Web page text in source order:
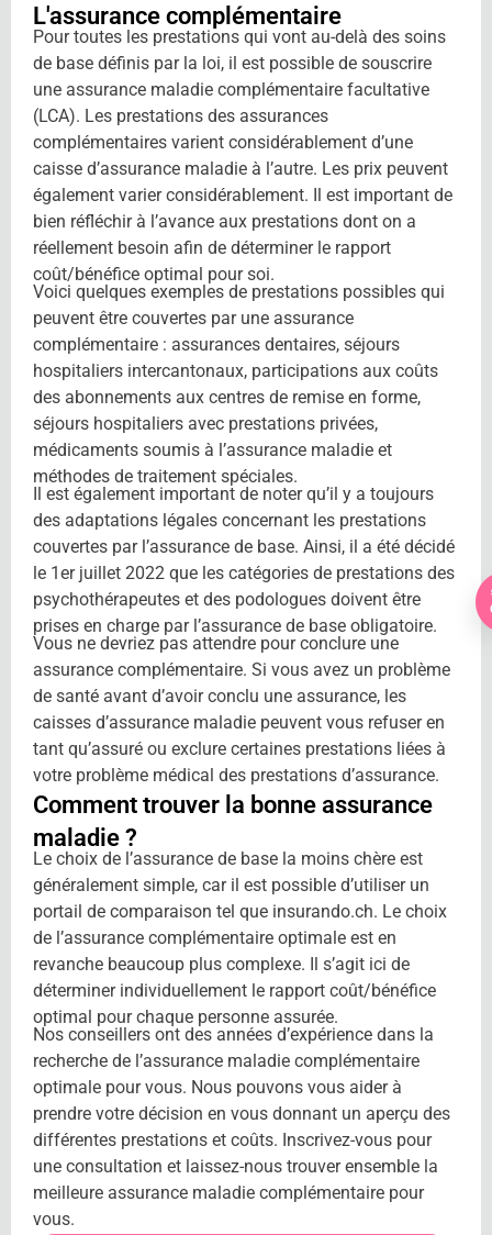
L'assurance complémentaire
Pour toutes les prestations qui vont au-delà des soins
de base définis par la loi, il est possible de souscrire
une assurance maladie complémentaire facultative
(LCA). Les prestations des assurances
complémentaires varient considérablement d’une
caisse d’assurance maladie à l’autre. Les prix peuvent
également varier considérablement. Il est important de
bien réfléchir à l’avance aux prestations dont on a
réellement besoin afin de déterminer le rapport
coût/bénéfice optimal pour soi.
Voici quelques exemples de prestations possibles qui
peuvent être couvertes par une assurance
complémentaire : assurances dentaires, séjours
hospitaliers intercantonaux, participations aux coûts
des abonnements aux centres de remise en forme,
séjours hospitaliers avec prestations privées,
médicaments soumis à l’assurance maladie et
méthodes de traitement spéciales.
Il est également important de noter qu’il y a toujours
des adaptations légales concernant les prestations
couvertes par l’assurance de base. Ainsi, il a été décidé
le 1er juillet 2022 que les catégories de prestations des
psychothérapeutes et des podologues doivent être
prises en charge par l’assurance de base obligatoire.
Vous ne devriez pas attendre pour conclure une
assurance complémentaire. Si vous avez un problème
de santé avant d’avoir conclu une assurance, les
caisses d’assurance maladie peuvent vous refuser en
tant qu’assuré ou exclure certaines prestations liées à
votre problème médical des prestations d’assurance.
Comment trouver la bonne assurance
maladie ?
Le choix de l’assurance de base la moins chère est
généralement simple, car il est possible d’utiliser un
portail de comparaison tel que insurando.ch. Le choix
de l’assurance complémentaire optimale est en
revanche beaucoup plus complexe. Il s’agit ici de
déterminer individuellement le rapport coût/bénéfice
optimal pour chaque personne assurée.
Nos conseillers ont des années d’expérience dans la
recherche de l’assurance maladie complémentaire
optimale pour vous. Nous pouvons vous aider à
prendre votre décision en vous donnant un aperçu des
différentes prestations et coûts. Inscrivez-vous pour
une consultation et laissez-nous trouver ensemble la
meilleure assurance maladie complémentaire pour
vous.